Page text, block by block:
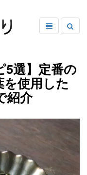
5選】定番の
使用した
紹介